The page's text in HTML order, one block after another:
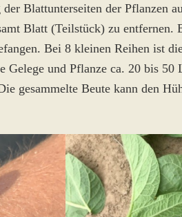
Blattunterseiten der Pflanzen
Blatt (Teilstück) zu entfernen.
Bei 8 kleinen Reihen ist
und Pflanze ca. 20 bis 50
gesammelte Beute kann den